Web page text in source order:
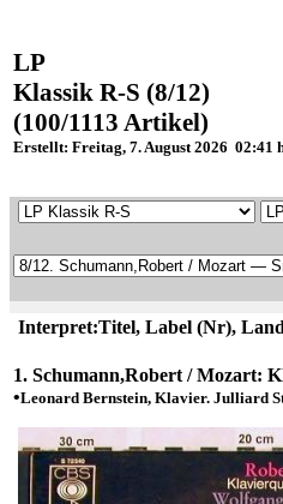
LP
Klassik R-S (8/12)
(100/1113 Artikel)
Erstellt: Freitag, 7. August 2026 02:41
Interpret:Titel, Label (Nr),
1. Schumann,Robert / Mozart:
•Leonard Bernstein, Klavier. Julliard